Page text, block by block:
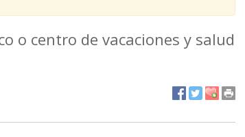
o centro de vacaciones y salud